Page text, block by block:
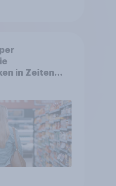
in Zeiten